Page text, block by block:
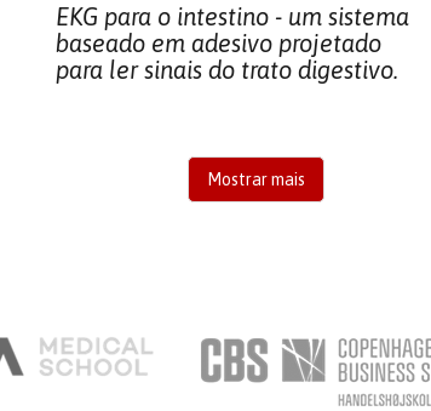
EKG para o intestino - um sistema
baseado em adesivo projetado
para ler sinais do trato digestivo.
Mostrar mais